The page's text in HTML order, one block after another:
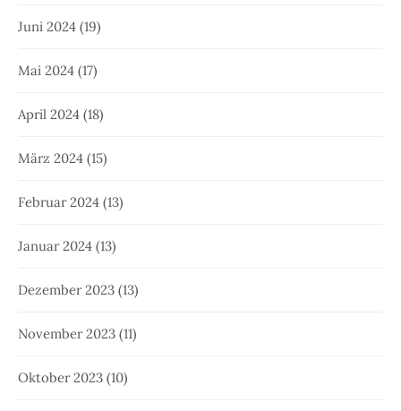
Juni 2024 (19)
Mai 2024 (17)
April 2024 (18)
März 2024 (15)
Februar 2024 (13)
Januar 2024 (13)
Dezember 2023 (13)
November 2023 (11)
Oktober 2023 (10)